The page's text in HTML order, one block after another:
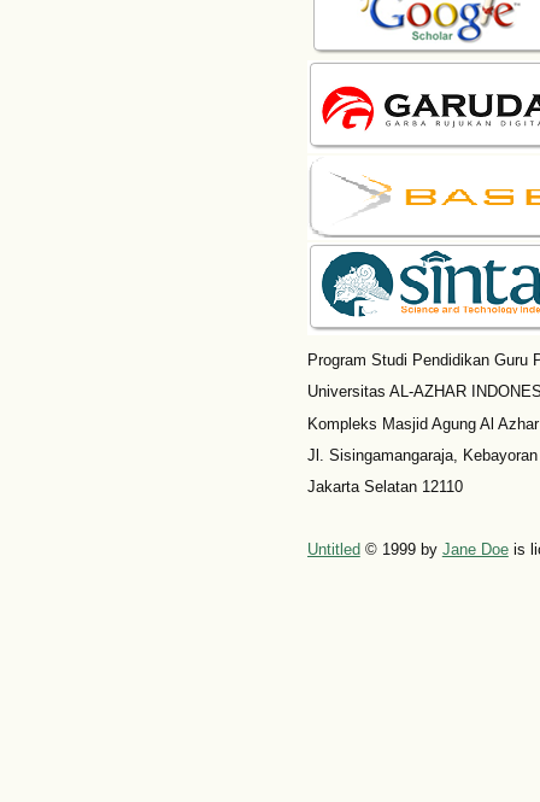
Program Studi Pendidikan Guru
Universitas AL-AZHAR
Kompleks Masjid Agung Al Azhar
Jl. Sisingamangaraja,
Jakarta Selatan 12110
Untitled © 1999 by Jane Doeis